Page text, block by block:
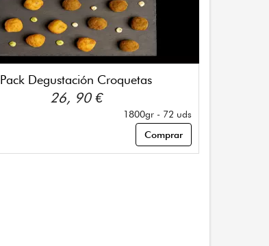
Pack Degustación Croquetas
26, 90 €
1800gr - 72 uds
Comprar